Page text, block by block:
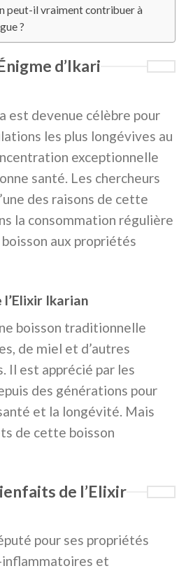
peut-il vraiment contribuer à
?
d’Ikari
est devenue célèbre pour
les plus longévives au
exceptionnelle
santé. Les chercheurs
des raisons de cette
la consommation régulière
aux propriétés
Ikarian
boisson traditionnelle
de miel et d’autres
Il est apprécié par les
des générations pour
et la longévité. Mais
de cette boisson
de l’Elixir
pour ses propriétés
et